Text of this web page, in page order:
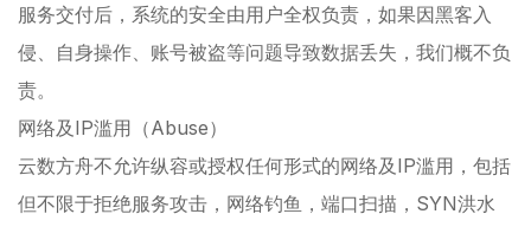
服务交付后，系统的安全由用户全权负责，如果因黑客入
侵、自身操作、账号被盗等问题导致数据丢失，我们概不负
责。
网络及IP滥用（Abuse）
云数方舟不允许纵容或授权任何形式的网络及IP滥用，包括
但不限于拒绝服务攻击，网络钓鱼，端口扫描，SYN洪水